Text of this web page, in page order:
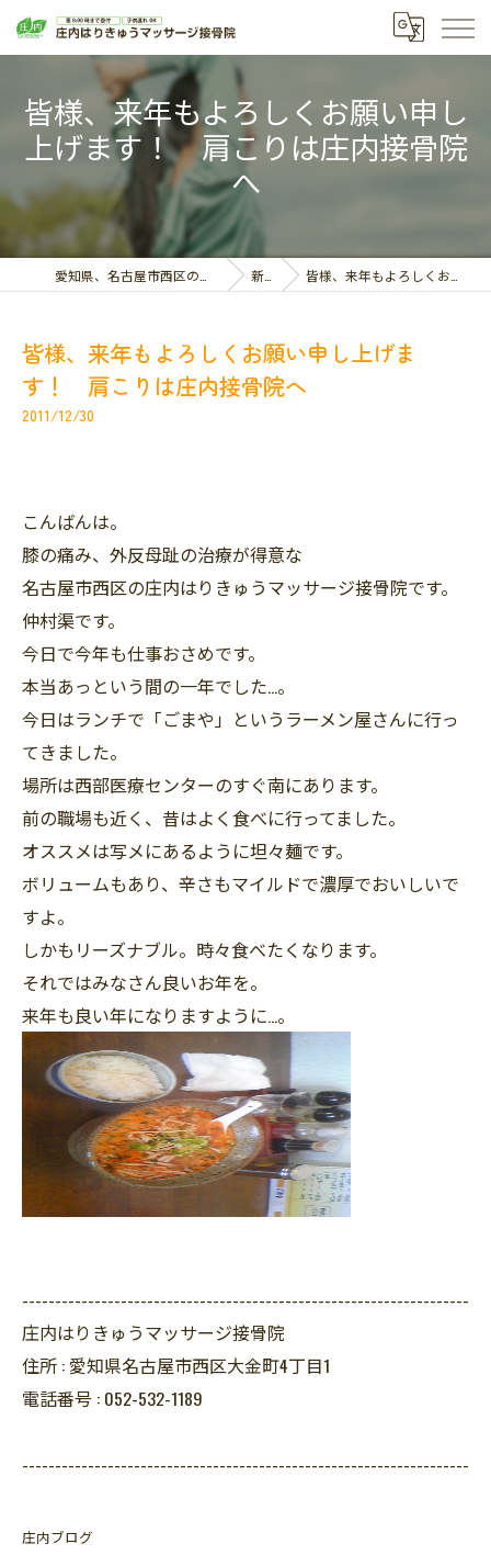
皆様、来年もよろしくお願い申し
上げます！ 肩こりは庄内接骨院
へ
新着情報 皆様、来年もよろしくお願い申し上げます！ 肩こりは庄内接骨院へ
皆様、来年もよろしくお願い申し上げま
す！ 肩こりは庄内接骨院へ
2011/12/30
こんばんは。
膝の痛み、外反母趾の治療が得意な
名古屋市西区の庄内はりきゅうマッサージ接骨院です。
仲村渠です。
今日で今年も仕事おさめです。
本当あっという間の一年でした…。
今日はランチで「ごまや」というラーメン屋さんに行っ
てきました。
場所は西部医療センターのすぐ南にあります。
前の職場も近く、昔はよく食べに行ってました。
オススメは写メにあるように坦々麺です。
ボリュームもあり、辛さもマイルドで濃厚でおいしいで
すよ。
しかもリーズナブル。時々食べたくなります。
それではみなさん良いお年を。
来年も良い年になりますように…。
--------------------------------------------------------------------
庄内はりきゅうマッサージ接骨院
住所 : 愛知県名古屋市西区大金町4丁目1
電話番号 : 052-532-1189
--------------------------------------------------------------------
庄内ブログ